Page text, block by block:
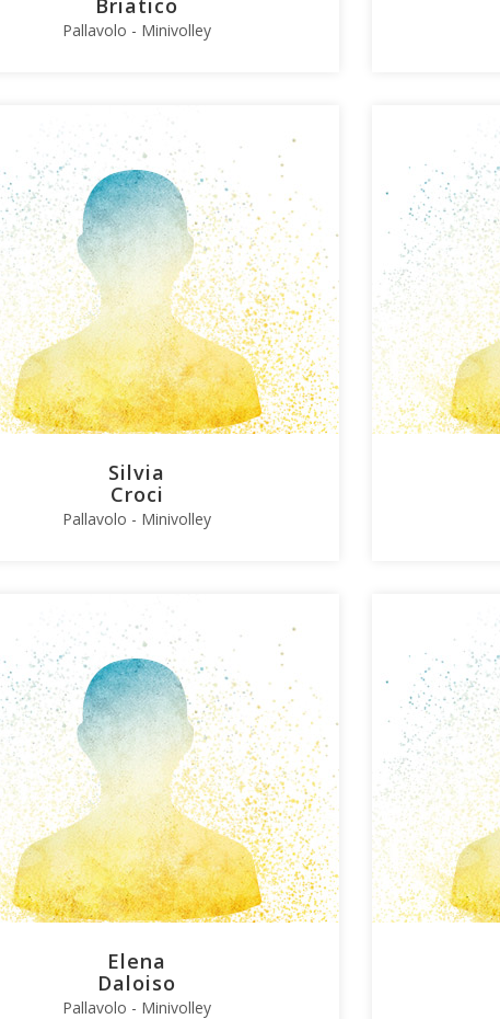
Pallavolo - Minivolley
Silvia
Croci
Pallavolo - Minivolley
Elena
Daloiso
Pallavolo - Minivolley